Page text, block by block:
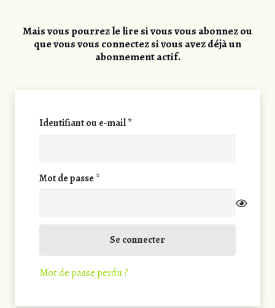
Mais vous pourrez le lire si vous vous abonnez ou
que vous vous connectez si vous avez déjà un
abonnement actif.
Identifiant ou e-mail*Obligatoire
Mot de passe *Obligatoire
Se connecter
Mot de passe perdu ?